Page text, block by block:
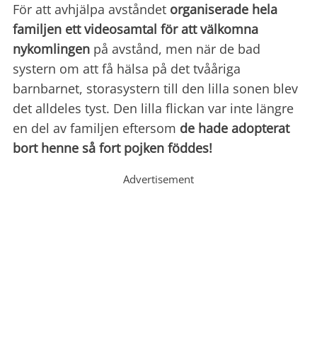
För att avhjälpa avståndet organiserade hela
familjen ett videosamtal för att välkomna
nykomlingen på avstånd, men när de bad
systern om att få hälsa på det tvååriga
barnbarnet, storasystern till den lilla sonen blev
det alldeles tyst. Den lilla flickan var inte längre
en del av familjen eftersom de hade adopterat
bort henne så fort pojken föddes!
Advertisement